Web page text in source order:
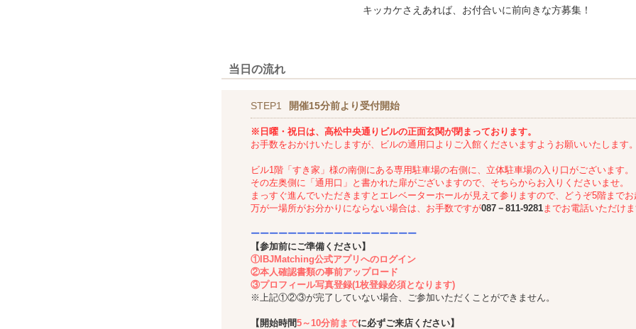
キッカケさえあれば、お付合いに前向きな方募集！
当日の流れ
STEP1 開催15分前より受付開始
※日曜・祝日は、高松中央通りビルの正面玄関が閉まっております。
お手数をおかけいたしますが、ビルの通用口よりご入館くださいますようお願いいたします。
ビル1階「すき家」様の南側にある専用駐車場の右側に、立体駐車場の入り口がございます。
その左奥側に「通用口」と書かれた扉がございますので、そちらからお入りくださいませ。
まっすぐ進んでいただきますとエレベーターホールが見えて参りますので、どうぞ5階までお
万が一場所がお分かりにならない場合は、お手数ですが087－811-9281までお電話いただけま
ーーーーーーーーーーーーーーーーーー
【参加前にご準備ください】
①IBJMatching公式アプリへのログイン
②本人確認書類の事前アップロード
③プロフィール写真登録(1枚登録必須となります)
※上記①②③が完了していない場合、ご参加いただくことができません。
【開始時間5～10分前までに必ずご来店ください】